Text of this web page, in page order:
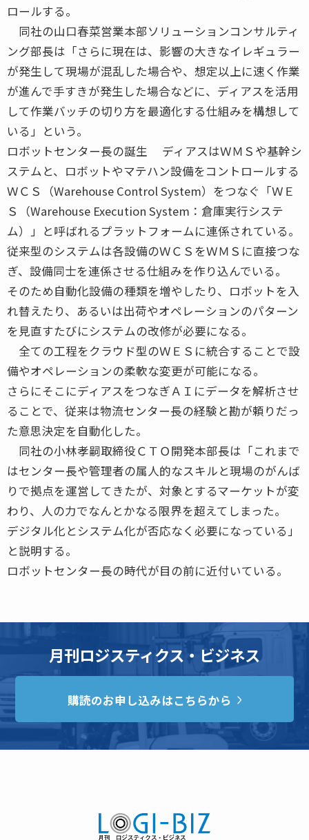
ロールする。
同社の山口春菜営業本部ソリューションコンサルティ
ング部長は「さらに現在は、影響の大きなイレギュラー
が発生して現場が混乱した場合や、想定以上に速く作業
が進んで手すきが発生した場合などに、ディアスを活用
して作業バッチの切り方を最適化する仕組みを構想して
いる」という。
ロボットセンター長の誕生 ディアスはＷＭＳや基幹シ
ステムと、ロボットやマテハン設備をコントロールする
ＷＣＳ（Warehouse Control System）をつなぐ「ＷＥ
Ｓ（Warehouse Execution System：倉庫実行システ
ム）」と呼ばれるプラットフォームに連係されている。
従来型のシステムは各設備のＷＣＳをＷＭＳに直接つな
ぎ、設備同士を連係させる仕組みを作り込んでいる。
そのため自動化設備の種類を増やしたり、ロボットを入
れ替えたり、あるいは出荷やオペレーションのパターン
を見直すたびにシステムの改修が必要になる。
全ての工程をクラウド型のＷＥＳに統合することで設
備やオペレーションの柔軟な変更が可能になる。
さらにそこにディアスをつなぎＡＩにデータを解析させ
ることで、従来は物流センター長の経験と勘が頼りだっ
た意思決定を自動化した。
同社の小林孝嗣取締役ＣＴＯ開発本部長は「これまで
はセンター長や管理者の属人的なスキルと現場のがんば
りで拠点を運営してきたが、対象とするマーケットが変
わり、人の力でなんとかなる限界を超えてしまった。
デジタル化とシステム化が否応なく必要になっている」
と説明する。
ロボットセンター長の時代が目の前に近付いている。
月刊ロジスティクス・ビジネス
購読のお申し込みはこちらから